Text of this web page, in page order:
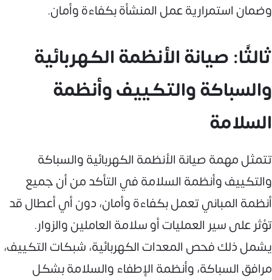
وضمان استمرارية عمل المنشأة بكفاءة وأمان.
ثالثًا: صيانة الأنظمة الكهربائية
والسباكة والتكييف وأنظمة
السلامة
تتمثل مهمة صيانة الأنظمة الكهربائية والسباكة
والتكييف وأنظمة السلامة في التأكد من أن جميع
أنظمة المباني تعمل بكفاءة وأمان، دون أي أعطال قد
تؤثر على سير العمليات أو سلامة العاملين والزوار.
يشمل ذلك فحص المعدات الكهربائية، شبكات التكييف،
مرافق السباكة، وأنظمة الإطفاء والسلامة بشكل